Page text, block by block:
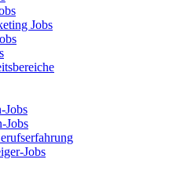
Jobs
Jobs
Jobs
Jobs